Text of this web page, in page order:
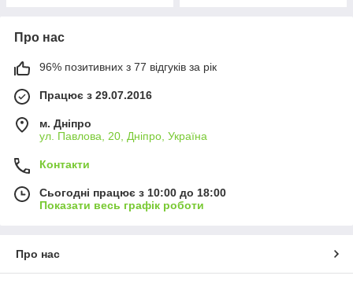
Про нас
96% позитивних з 77 відгуків за рік
Працює з 29.07.2016
м. Дніпро
ул. Павлова, 20, Дніпро, Україна
Контакти
Сьогодні працює з 10:00 до 18:00
Показати весь графік роботи
Про нас